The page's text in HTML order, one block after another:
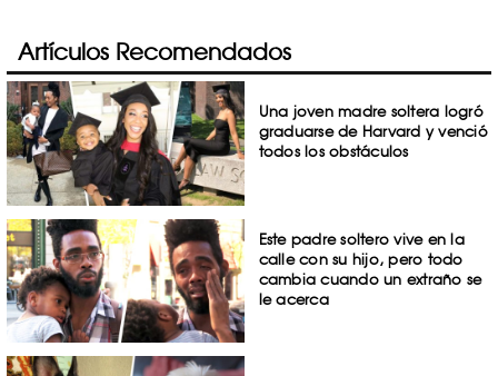
Artículos Recomendados
Una joven madre soltera logró
graduarse de Harvard y venció
todos los obstáculos
Este padre soltero vive en la
calle con su hijo, pero todo
cambia cuando un extraño se
le acerca